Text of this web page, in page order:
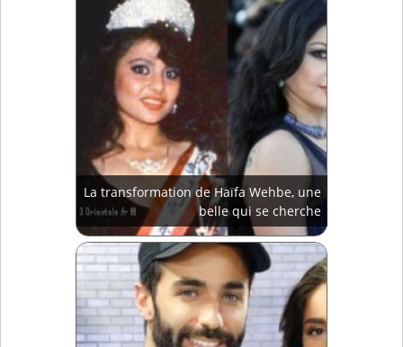
La transformation de Haïfa Wehbe, une
belle qui se cherche